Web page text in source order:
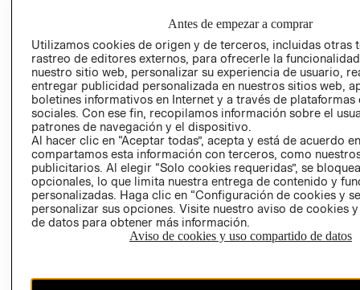
SOCIAL
PRENSA
RELACIÓN CON
INVERSIONISTAS
POLÍTICA
EMPRESARIAL
TIENDAS
- RETIRO EN
TIENDA
TÉRMINOS Y
AVISO DE
PRIVACIDAD
GIFT CARD
AVISO DE
Antes de empezar a comprar
Utilizamos cookies de origen y de terceros, incluidas otras
rastreo de editores externos, para ofrecerle la
nuestro sitio web, personalizar su experiencia de usuario,
entregar publicidad personalizada en nuestros sitios web,
boletines informativos en Internet y a través de plataformas
sociales. Con ese fin, recopilamos información sobre el
patrones de navegación y el dispositivo.
Al hacer clic en “Aceptar todas”, acepta y está de acuerdo
compartamos esta información con terceros, como
publicitarios. Al elegir “Solo cookies requeridas”, se
opcionales, lo que limita nuestra entrega de contenido y
personalizadas. Haga clic en “Configuración de cookies y
personalizar sus opciones. Visite nuestro aviso de cookies
de datos para obtener más información.
Aviso de cookies y uso compartido de datos